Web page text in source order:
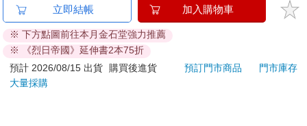
金石堂及銀行均不會請您操作ATM! 如接獲電話要求您前往
ATM提款機，請不要聽從指示，以免受騙上當！
退換貨須知：
**提醒您，鑑賞期不等於試用期，退回商品須為全新狀態**
依據「消費者保護法」第19條及行政院消費者保護處公告之
立即結帳 加入購物車
※ 下方點圖前往本月金石堂強力推薦
※ 《烈日帝國》延伸書2本75折
預計 2026/08/15 出貨
購買後進貨 預訂門市商品
門市庫存
大量採購